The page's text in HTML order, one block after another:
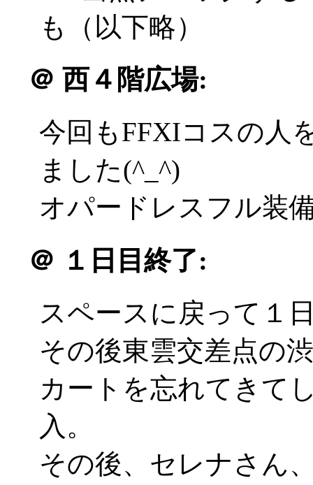
も（以下略）
＠ 西４階広場:
今回もFFXIコスの人
ました(^_^)
オパードレスフル装
＠ １日目終了:
スペースに戻って１
その後東雲交差点の
カートを忘れてきて
入。
その後、セレナさん